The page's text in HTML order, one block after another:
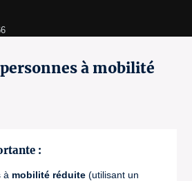
à mobilité
:
à mobilité réduite (utilisant un